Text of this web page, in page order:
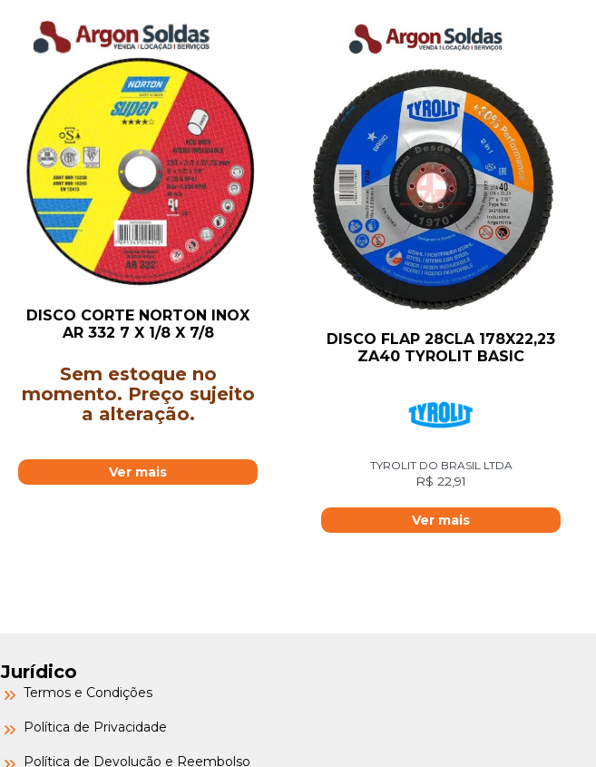
DISCO CORTE NORTON INOX
AR 332 7 X 1/8 X 7/8
Sem estoque no
momento. Preço sujeito
a alteração.
Ver mais
DISCO FLAP 28CLA 178X22,23
ZA40 TYROLIT BASIC
TYROLIT DO BRASIL LTDA
R$ 22,91
Ver mais
Jurídico
Termos e Condições
Política de Privacidade
Política de Devolução e Reembolso